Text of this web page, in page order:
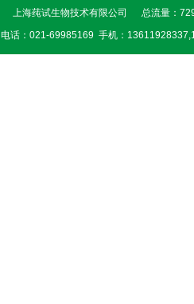
上海莼试生物技术有限公司 总流量：
电话：021-69985169 手机：